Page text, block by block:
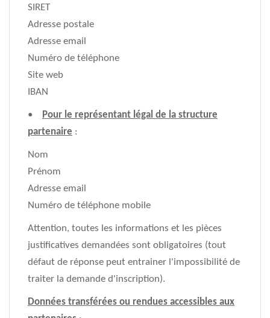
SIRET
Adresse postale
Adresse email
Numéro de téléphone
Site web
IBAN
•
Pour le représentant légal de la structure
partenaire :
Nom
Prénom
Adresse email
Numéro de téléphone mobile
Attention, toutes les informations et les pièces
justificatives demandées sont obligatoires (tout
défaut de réponse peut entrainer l'impossibilité de
traiter la demande d'inscription).
Données transférées ou rendues accessibles aux